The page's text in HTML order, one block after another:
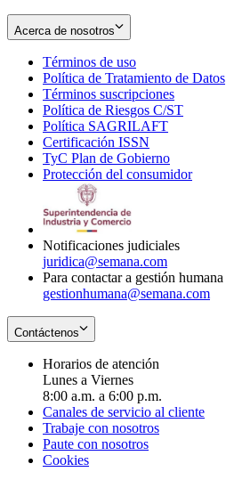
Acerca de nosotros
Términos de uso
in
new
window
Política de Tratamiento de Datos
Términos suscripciones
in
Política de Riesgos C/ST
Política SAGRILAFT
new
window
Certificación ISSN
in
new
TyC Plan de Gobierno
in
Protección del consumidorOpens
Notificaciones judiciales
juridica@semana.com
Para contactar a gestión humana
gestionhumana@semana.com
Contáctenos
Horarios de atención
Lunes a Viernes
8:00 a.m. a 6:00 p.m.
Canales de servicio al cliente
Trabaje con nosotros
Paute con nosotros
Cookies